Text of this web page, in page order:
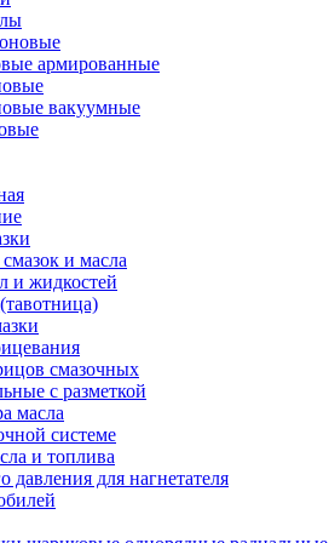
армированные
вакуумные
и масла
и жидкостей
смазочных
с разметкой
масла
системе
и топлива
для нагнетателя